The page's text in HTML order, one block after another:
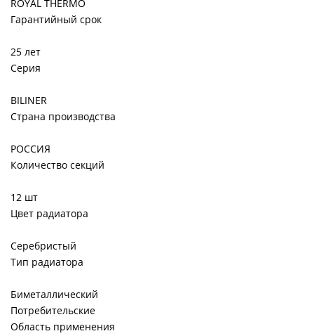
ROYAL THERMO
Гарантийный срок
25 лет
Серия
BILINER
Страна производства
РОССИЯ
Количество секций
12 шт
Цвет радиатора
Серебристый
Тип радиатора
Биметаллический
Потребительские
Область применения